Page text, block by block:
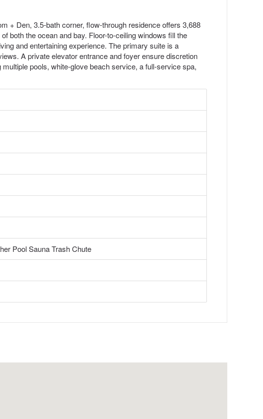
+ Den, 3.5-bath corner, flow-through residence offers 3,688
both the ocean and bay. Floor-to-ceiling windows fill the
and entertaining experience. The primary suite is a
A private elevator entrance and foyer ensure discretion
pools, white-glove beach service, a full-service spa,
Pool Sauna Trash Chute